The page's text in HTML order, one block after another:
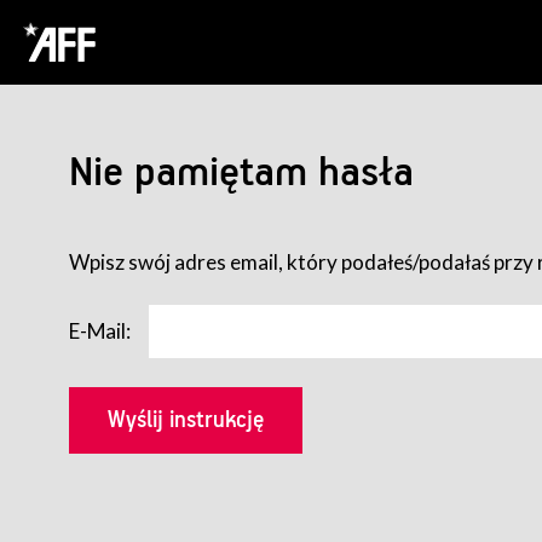
Nie pamiętam hasła
Wpisz swój adres email, który podałeś/podałaś
E-Mail: